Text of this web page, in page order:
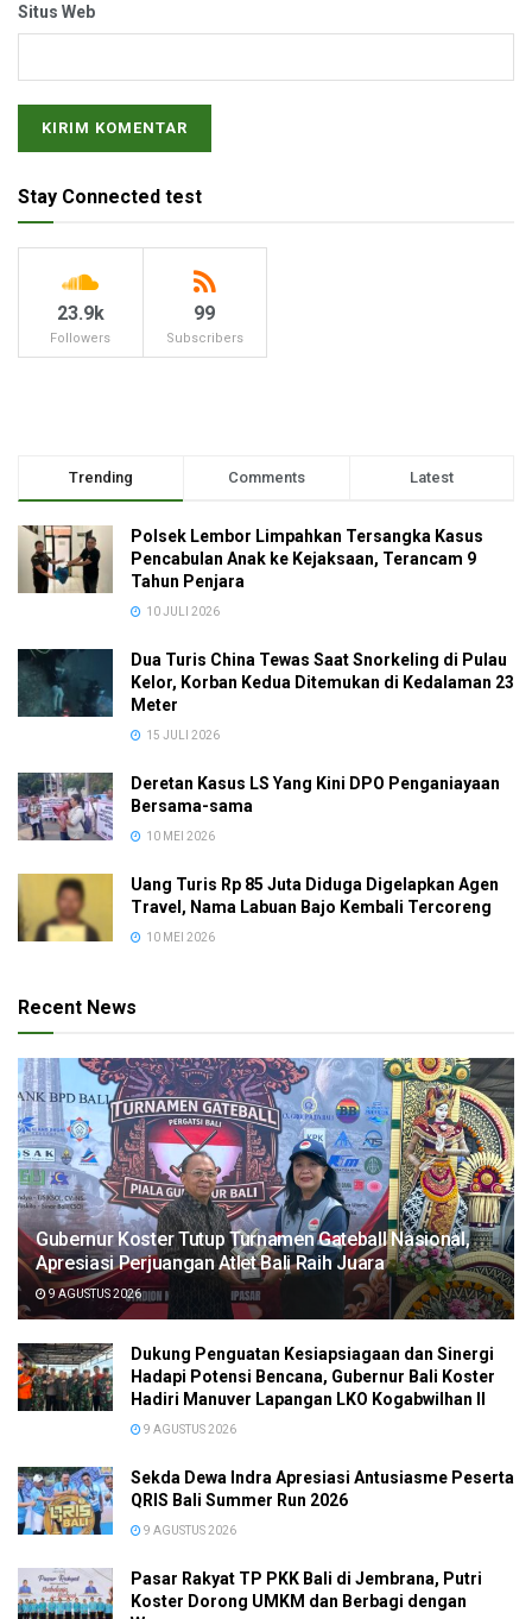
Situs Web
Stay Connected test
23.9k
Followers
99
Subscribers
Trending Comments Latest
Polsek Lembor Limpahkan Tersangka Kasus
Pencabulan Anak ke Kejaksaan, Terancam 9
Tahun Penjara
10 JULI 2026
Dua Turis China Tewas Saat Snorkeling di Pulau
Kelor, Korban Kedua Ditemukan di Kedalaman 23
Meter
15 JULI 2026
Deretan Kasus LS Yang Kini DPO Penganiayaan
Bersama-sama
10 MEI 2026
Uang Turis Rp 85 Juta Diduga Digelapkan Agen
Travel, Nama Labuan Bajo Kembali Tercoreng
10 MEI 2026
Recent News
Gubernur Koster Tutup Turnamen Gateball Nasional,
Apresiasi Perjuangan Atlet Bali Raih Juara
9 AGUSTUS 2026
Dukung Penguatan Kesiapsiagaan dan Sinergi
Hadapi Potensi Bencana, Gubernur Bali Koster
Hadiri Manuver Lapangan LKO Kogabwilhan II
9 AGUSTUS 2026
Sekda Dewa Indra Apresiasi Antusiasme Peserta
QRIS Bali Summer Run 2026
9 AGUSTUS 2026
Pasar Rakyat TP PKK Bali di Jembrana, Putri
Koster Dorong UMKM dan Berbagi dengan